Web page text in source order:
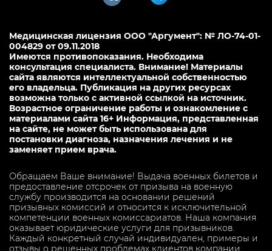
Медицинская лицензия ООО "Аргумент": № ЛО-74-01-
004829 от 09.11.2018
Имеются противопоказания. Необходима
консультация специалиста. Внимание! Материалы
сайта являются интеллектуальной собственностью
его владельца. Публикация на других ресурсах
возможна только с активной ссылкой на источник.
Возрастное ограничение работы и ознакомление с
материалами сайта 16+ Информация, представленная
на сайте, не может быть использована для
постановки диагноза, назначения лечения и не
заменяет прием врача.
Обращаем Ваше внимание! Выдача военных билетов и
предоставление отсрочек от призыва на военную
службу производится на основании решений
призывных комиссий и относится к исключительной
компетенции военных комиссариатов. Наша компания
оказывает юридические услуги для призывников.
Каждый конкретный случай индивидуален, примеры и
отзывы о решенных проблемах клиентов компании,